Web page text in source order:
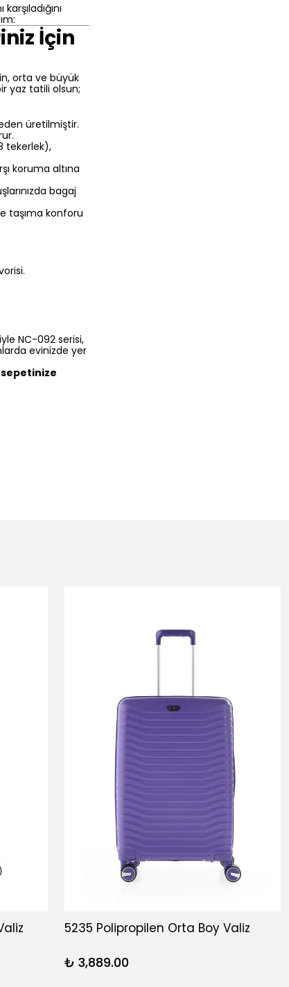
İçin
orta ve büyük
yaz tatili olsun;
üretilmiştir.
tekerlek),
koruma altına
bagaj
taşıma konforu
NC-092 serisi,
evinizde yer
5235 Polipropilen Orta Boy Valiz
₺ 3,889.00